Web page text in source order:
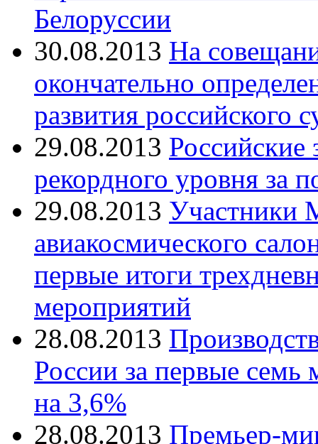
Белоруссии
30.08.2013 На
окончательно
развития российского
29.08.2013 Российские
рекордного уровня за
29.08.2013 Участники
авиакосмического
первые итоги
мероприятий
28.08.2013
России за первые семь
на 3,6%
28.08.2013 Премьер-